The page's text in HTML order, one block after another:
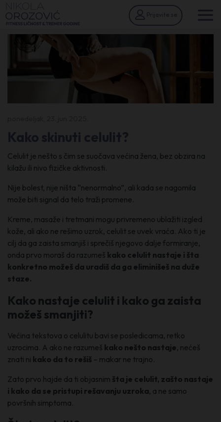
Prijavite se
Celulit je nešto s čim se suočava većina žena, bez obzira na
kilažu ili nivo fizičke aktivnosti.
Nije bolest, nije ništa “nenormalno”, ali kada se nagomila
može biti signal da telo traži promene.
Kreme, masaže i tretmani mogu privremeno ublažiti izgled
kože, ali ako ne rešimo uzrok, celulit se uvek vraća. Ako ti je
cilj da ga zaista smanjiš i sprečiš njegovo dalje formiranje,
onda prvo moraš da razumeš kako celulit nastaje i šta
konkretno možeš da uradiš da ga eliminišeš na duže
staze.
Kako nastaje celulit i kako ga zaista
možeš smanjiti?
Većina tekstova o celulitu bavi se posledicama, retko
uzrocima. A ako ne razumeš kako nešto nastaje, nećeš
znati ni kako da to rešiš – makar ne trajno.
Zato prvo hajde da ti objasnim šta je celulit, zašto nastaje
i kako da se pristupi rešavanju uzroka, a ne samo
površnih simptoma.